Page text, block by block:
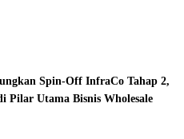
Spin-Off InfraCo Tahap 2,
Pilar Utama Bisnis Wholesale